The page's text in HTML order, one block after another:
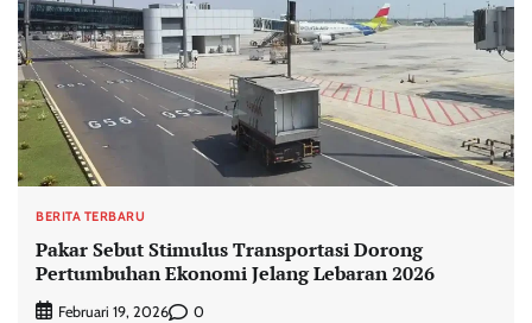
BERITA TERBARU
Pakar Sebut Stimulus Transportasi Dorong
Pertumbuhan Ekonomi Jelang Lebaran 2026
Februari 19, 2026 0